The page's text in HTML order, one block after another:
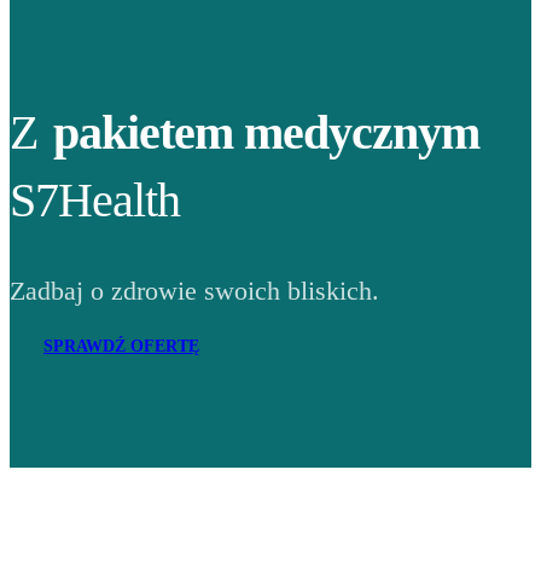
Z pakietem medycznym
S7Health
Zadbaj o zdrowie swoich bliskich.
SPRAWDŹ OFERTĘ